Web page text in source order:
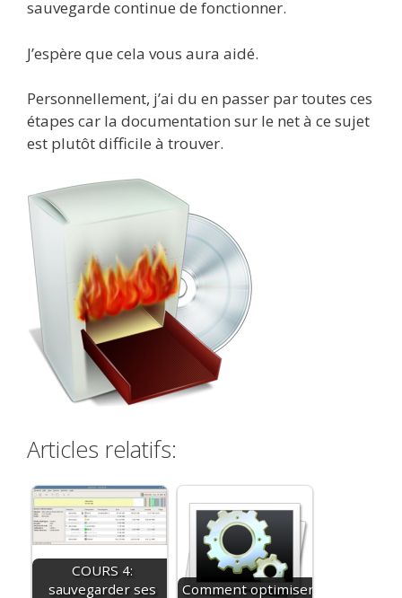
sauvegarde continue de fonctionner.
J’espère que cela vous aura aidé.
Personnellement, j’ai du en passer par toutes ces
étapes car la documentation sur le net à ce sujet
est plutôt difficile à trouver.
Articles relatifs:
COURS 4:
sauvegarder ses
Comment optimiser